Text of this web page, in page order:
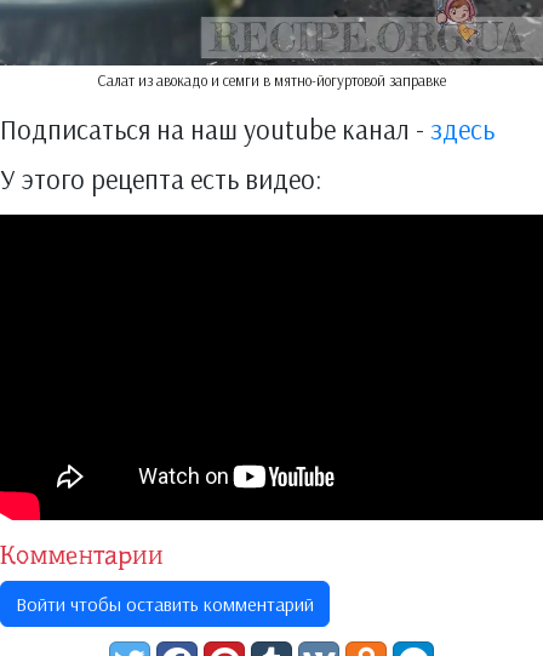
Салат из авокадо и семги в мятно-йогуртовой заправке
Подписаться на наш youtube канал - здесь
У этого рецепта есть видео:
Комментарии
Войти чтобы оставить комментарий